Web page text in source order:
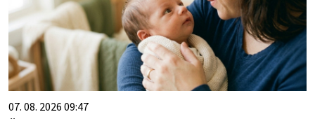
07. 08. 2026 09:47